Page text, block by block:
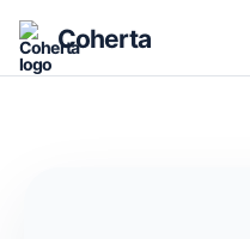
Coherta